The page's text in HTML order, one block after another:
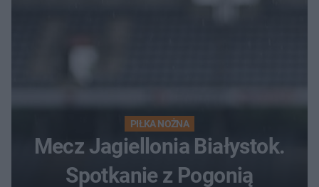
PIŁKA NOŻNA
Mecz Jagiellonia Białystok.
Spotkanie z Pogonią